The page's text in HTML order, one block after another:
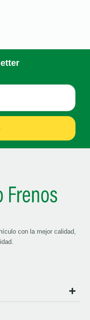
con la mejor calidad,